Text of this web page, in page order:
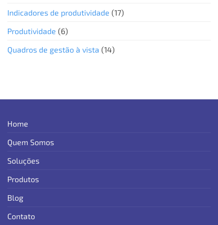
Indicadores de produtividade (17)
Produtividade (6)
Quadros de gestão à vista (14)
Home
Quem Somos
Soluções
Produtos
Blog
Contato